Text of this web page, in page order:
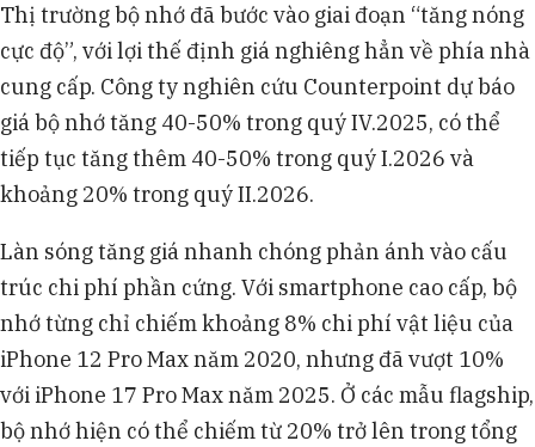
Thị trường bộ nhớ đã bước vào giai đoạn “tăng nóng
cực độ”, với lợi thế định giá nghiêng hẳn về phía nhà
cung cấp. Công ty nghiên cứu Counterpoint dự báo
giá bộ nhớ tăng 40-50% trong quý IV.2025, có thể
tiếp tục tăng thêm 40-50% trong quý I.2026 và
khoảng 20% trong quý II.2026.
Làn sóng tăng giá nhanh chóng phản ánh vào cấu
trúc chi phí phần cứng. Với smartphone cao cấp, bộ
nhớ từng chỉ chiếm khoảng 8% chi phí vật liệu của
iPhone 12 Pro Max năm 2020, nhưng đã vượt 10%
với iPhone 17 Pro Max năm 2025. Ở các mẫu flagship,
bộ nhớ hiện có thể chiếm từ 20% trở lên trong tổng